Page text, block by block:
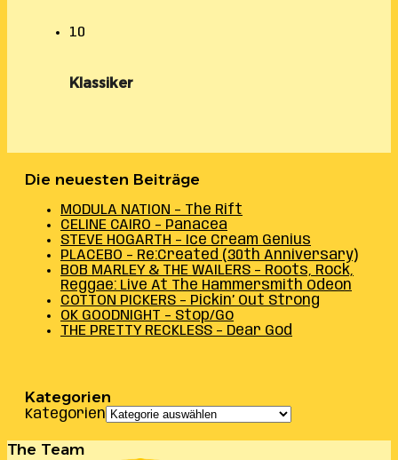
10
Klassiker
Die neuesten Beiträge
MODULA NATION – The Rift
CELINE CAIRO – Panacea
STEVE HOGARTH – Ice Cream Genius
PLACEBO – Re:Created (30th Anniversary)
BOB MARLEY & THE WAILERS – Roots, Rock,
Reggae: Live At The Hammersmith Odeon
COTTON PICKERS – Pickin’ Out Strong
OK GOODNIGHT – Stop/Go
THE PRETTY RECKLESS – Dear God
Kategorien
Kategorien
The Team